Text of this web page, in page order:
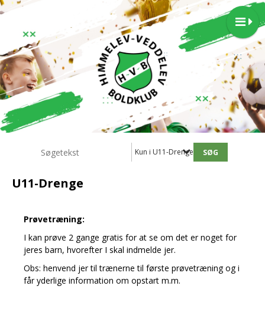
Kun i U11-Drenge
U11-Drenge
Prøvetræning:
I kan prøve 2 gange gratis for at se om det er noget for
jeres barn, hvorefter I skal indmelde jer.
Obs: henvend jer til trænerne til første prøvetræning og i
får yderlige information om opstart m.m.